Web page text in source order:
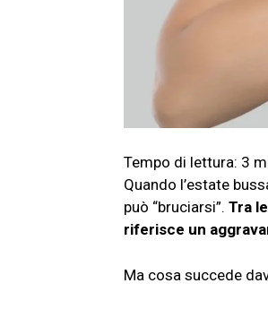
Quando l’estate
può “bruciarsi”. Tra
riferisce un
Ma cosa succede